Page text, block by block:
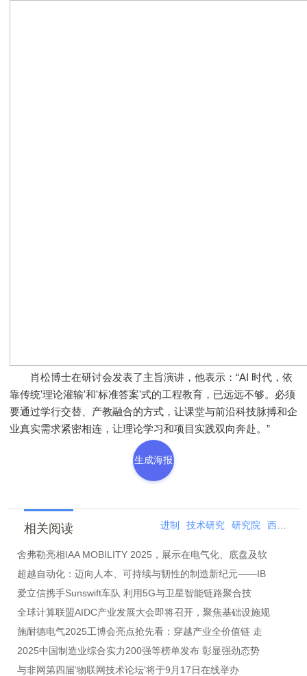
肖松博士在研讨会发表了主旨演讲，他表示：“AI 时代，依
靠传统'理论灌输'和'标准答案'式的工程教育，已远远不够。必须
要通过学行交替、产教融合的方式，让课堂与前沿科技脉搏和企
业真实需求紧密相连，让理论学习和项目实践双向奔赴。”
生成海报
相关阅读 进制 技术研究 研究院 西门
舍弗勒亮相IAA MOBILITY 2025，展示在电气化、底盘及软
超越自动化：迈向人本、可持续与韧性的制造新纪元——IB
爱立信携手Sunswift车队 利用5G与卫星智能链路聚合技
全球计算联盟AIDC产业发展大会即将召开，聚焦基础设施规
施耐德电气2025工博会亮点抢先看：穿越产业全价值链 走
2025中国制造业综合实力200强等榜单发布 彰显强劲态势
与非网第四届'物联网技术论坛'将于9月17日在线举办